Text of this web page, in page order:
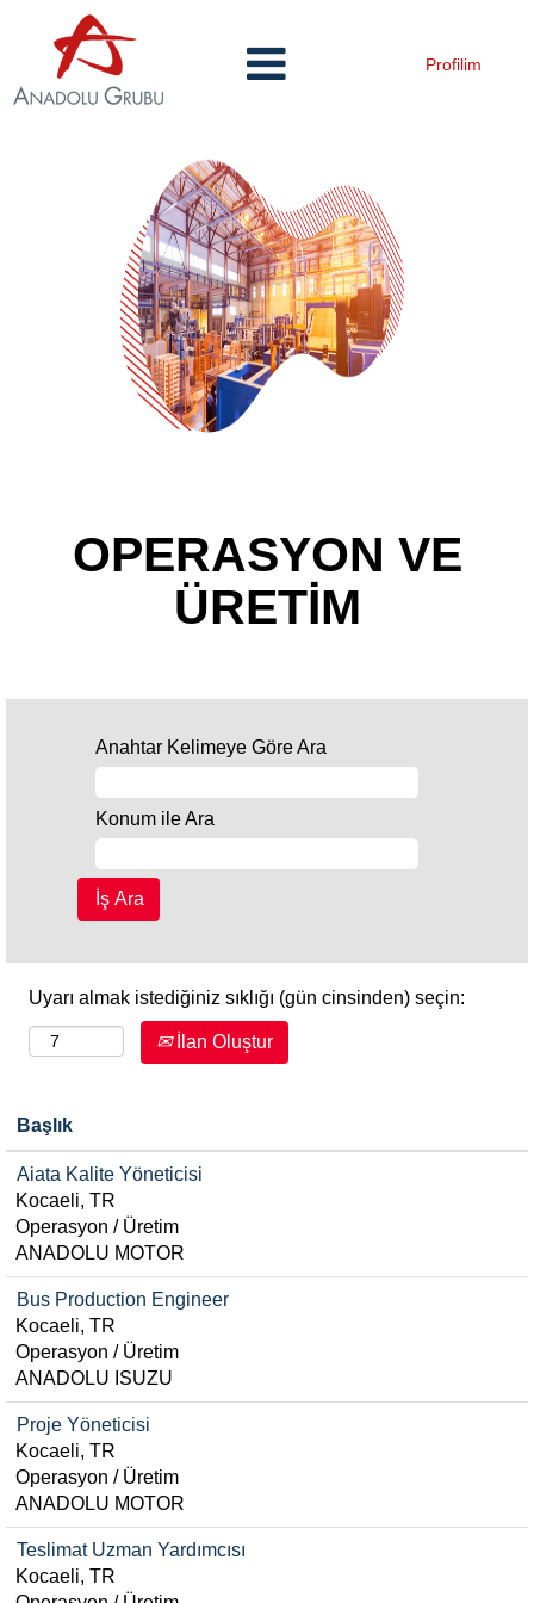
Profilim
OPERASYON VE
ÜRETİM
Anahtar Kelimeye Göre Ara
Konum ile Ara
Uyarı almak istediğiniz sıklığı (gün cinsinden) seçin:
İlan Oluştur
Başlık
Aiata Kalite Yöneticisi
Kocaeli, TR
Operasyon / Üretim
ANADOLU MOTOR
Bus Production Engineer
Kocaeli, TR
Operasyon / Üretim
ANADOLU ISUZU
Proje Yöneticisi
Kocaeli, TR
Operasyon / Üretim
ANADOLU MOTOR
Teslimat Uzman Yardımcısı
Kocaeli, TR